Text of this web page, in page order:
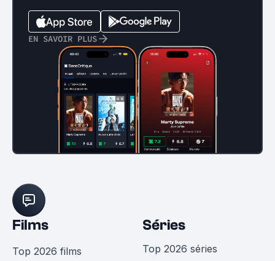
EN SAVOIR PLUS
Films
Top 2026 films
Séries
Top 2026 séries